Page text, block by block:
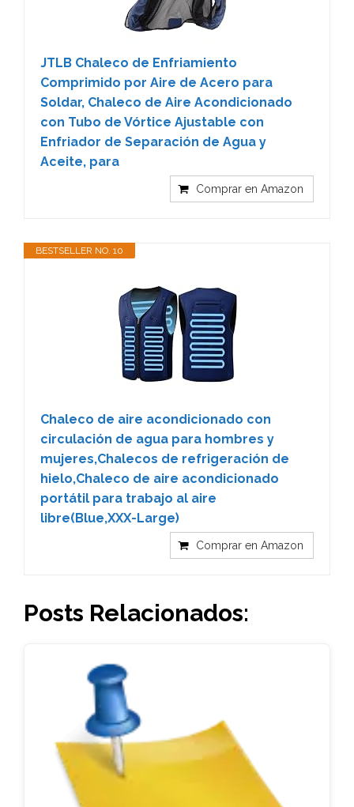
JTLB Chaleco de Enfriamiento
Comprimido por Aire de Acero para
Soldar, Chaleco de Aire Acondicionado
con Tubo de Vórtice Ajustable con
Enfriador de Separación de Agua y
Aceite, para
Comprar en Amazon
BESTSELLER NO. 10
Chaleco de aire acondicionado con
circulación de agua para hombres y
mujeres,Chalecos de refrigeración de
hielo,Chaleco de aire acondicionado
portátil para trabajo al aire
libre(Blue,XXX-Large)
Comprar en Amazon
Posts Relacionados: